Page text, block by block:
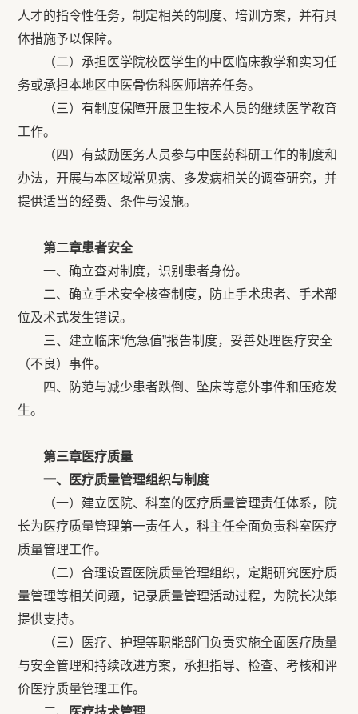
人才的指令性任务，制定相关的制度、培训方案，并有具
体措施予以保障。
（二）承担医学院校医学生的中医临床教学和实习任
务或承担本地区中医骨伤科医师培养任务。
（三）有制度保障开展卫生技术人员的继续医学教育
工作。
（四）有鼓励医务人员参与中医药科研工作的制度和
办法，开展与本区域常见病、多发病相关的调查研究，并
提供适当的经费、条件与设施。
第二章患者安全
一、确立查对制度，识别患者身份。
二、确立手术安全核查制度，防止手术患者、手术部
位及术式发生错误。
三、建立临床“危急值”报告制度，妥善处理医疗安全
（不良）事件。
四、防范与减少患者跌倒、坠床等意外事件和压疮发
生。
第三章医疗质量
一、医疗质量管理组织与制度
（一）建立医院、科室的医疗质量管理责任体系，院
长为医疗质量管理第一责任人，科主任全面负责科室医疗
质量管理工作。
（二）合理设置医院质量管理组织，定期研究医疗质
量管理等相关问题，记录质量管理活动过程，为院长决策
提供支持。
（三）医疗、护理等职能部门负责实施全面医疗质量
与安全管理和持续改进方案，承担指导、检查、考核和评
价医疗质量管理工作。